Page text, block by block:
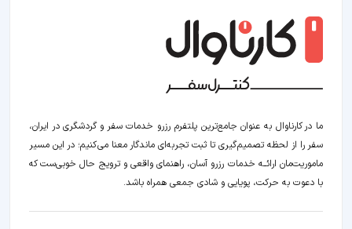
ما در کارناوال به عنوان جامع‌ترین پلتفرم رزرو خدمات سفر و گردشگری در ایران،
سفر را از لحظه‌ تصمیم‌گیری تا ثبت تجربه‌ای ماندگار معنا می‌کنیم؛ در این مسیر‍
ماموریت‌مان اراﺋــﻪ خدمات رزرو آسان، راهنمای واقعی و ترویج حال خوبی‌ست که
با دعوت به حرکت، پویایی و شادی جمعی همراه باشد.